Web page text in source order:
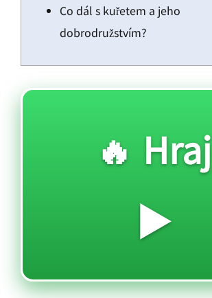
Co dál s kuřetem a jeho
dobrodružstvím?
🔥 Hraj
▶️